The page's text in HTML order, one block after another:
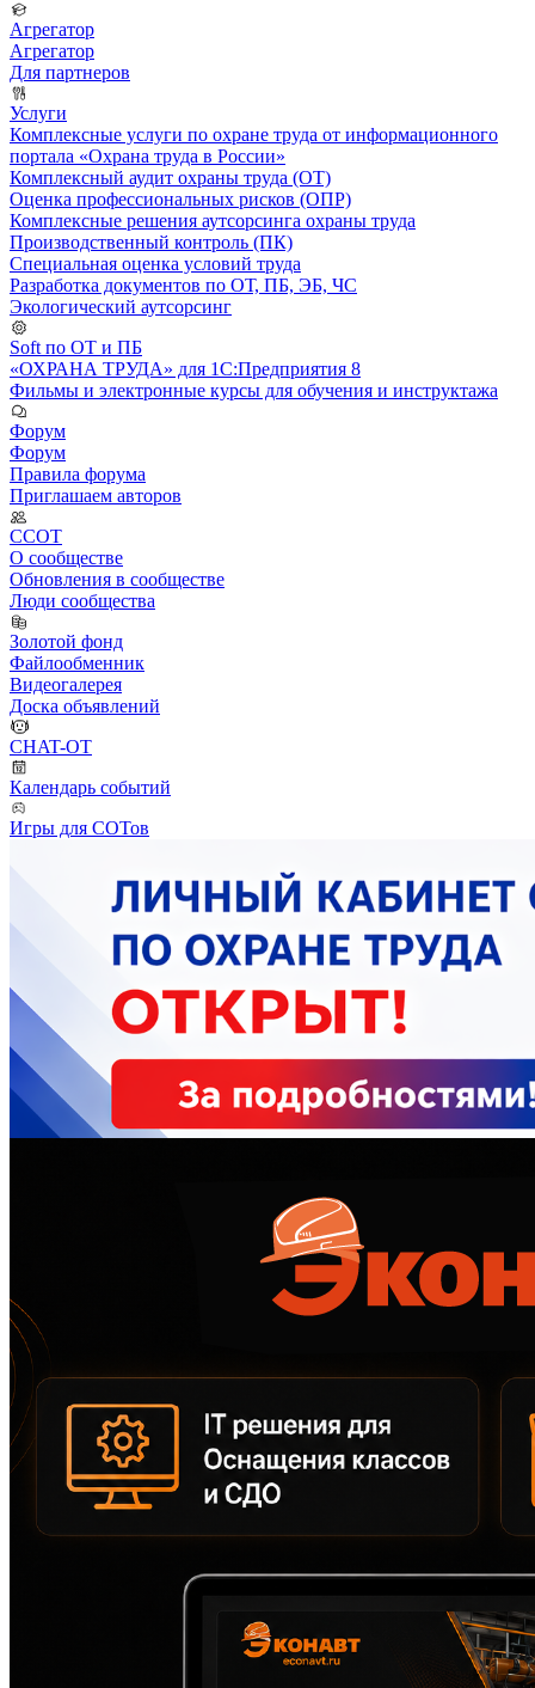
Агрегатор
Агрегатор
Для партнеров
Услуги
Комплексные услуги по охране труда от информационного
портала «Охрана труда в России»
Комплексный аудит охраны труда (ОТ)
Оценка профессиональных рисков (ОПР)
Комплексные решения аутсорсинга охраны труда
Производственный контроль (ПК)
Специальная оценка условий труда
Разработка документов по ОТ, ПБ, ЭБ, ЧС
Экологический аутсорсинг
Soft по ОТ и ПБ
«ОХРАНА ТРУДА» для 1С:Предприятия 8
Фильмы и электронные курсы для обучения и инструктажа
Форум
Форум
Правила форума
Приглашаем авторов
ССОТ
О сообществе
Обновления в сообществе
Люди сообщества
Золотой фонд
Файлообменник
Видеогалерея
Доска объявлений
CHAT-OT
Календарь событий
Игры для СОТов